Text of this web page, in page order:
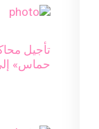
حماس» إلى 15